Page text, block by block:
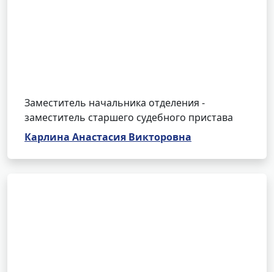
Заместитель начальника отделения -
заместитель старшего судебного пристава
Карлина Анастасия Викторовна